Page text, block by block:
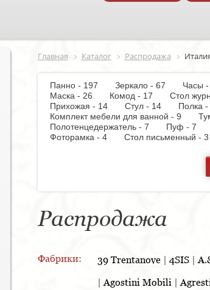
Главная Каталог Распродажа
Панно - 197 Зеркало - 67 Часы
Маска - 26
Комод - 17 Стол
Прихожая - 14
Стул - 14
Комплект мебели для ванной - 9
Полотенцедержатель - 7
Пуф - 7
Фоторамка - 4
Стол письменный
Панель настенная
шкаф - 1
Копилка - 1Корзина
Подсвечник - 1
Распродажа
Фабрики: 39 Trentanove| 4SIS|
| Agostini Mobili |